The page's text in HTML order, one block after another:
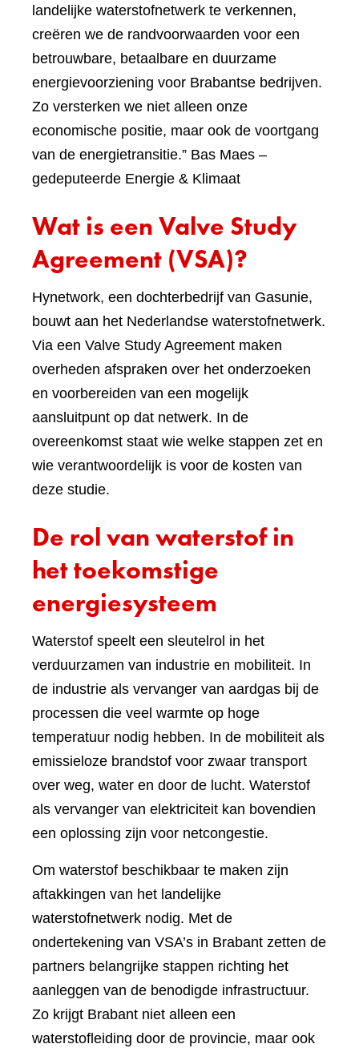
landelijke waterstofnetwerk te verkennen,
creëren we de randvoorwaarden voor een
betrouwbare, betaalbare en duurzame
energievoorziening voor Brabantse bedrijven.
Zo versterken we niet alleen onze
economische positie, maar ook de voortgang
van de energietransitie.” Bas Maes –
gedeputeerde Energie & Klimaat
Wat is een Valve Study
Agreement (VSA)?
Hynetwork, een dochterbedrijf van Gasunie,
bouwt aan het Nederlandse waterstofnetwerk.
Via een Valve Study Agreement maken
overheden afspraken over het onderzoeken
en voorbereiden van een mogelijk
aansluitpunt op dat netwerk. In de
overeenkomst staat wie welke stappen zet en
wie verantwoordelijk is voor de kosten van
deze studie.
De rol van waterstof in
het toekomstige
energiesysteem
Waterstof speelt een sleutelrol in het
verduurzamen van industrie en mobiliteit. In
de industrie als vervanger van aardgas bij de
processen die veel warmte op hoge
temperatuur nodig hebben. In de mobiliteit als
emissieloze brandstof voor zwaar transport
over weg, water en door de lucht. Waterstof
als vervanger van elektriciteit kan bovendien
een oplossing zijn voor netcongestie.
Om waterstof beschikbaar te maken zijn
aftakkingen van het landelijke
waterstofnetwerk nodig. Met de
ondertekening van VSA’s in Brabant zetten de
partners belangrijke stappen richting het
aanleggen van de benodigde infrastructuur.
Zo krijgt Brabant niet alleen een
waterstofleiding door de provincie, maar ook